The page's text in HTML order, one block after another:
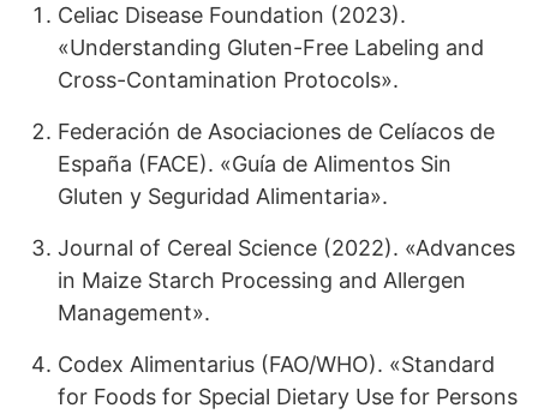
Celiac Disease Foundation (2023).
«Understanding Gluten-Free Labeling and
Cross-Contamination Protocols».
Federación de Asociaciones de Celíacos de
España (FACE). «Guía de Alimentos Sin
Gluten y Seguridad Alimentaria».
Journal of Cereal Science (2022). «Advances
in Maize Starch Processing and Allergen
Management».
Codex Alimentarius (FAO/WHO). «Standard
for Foods for Special Dietary Use for Persons